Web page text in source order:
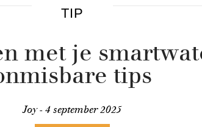
TIP
met je
tips
Joy - 4 september 2025